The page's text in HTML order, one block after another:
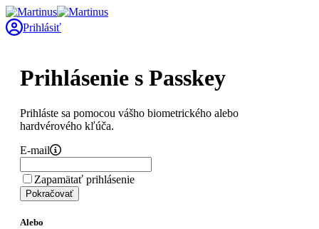
Prihlásiť
Prihlásenie s Passkey
Prihláste sa pomocou vášho biometrického alebo
hardvérového kľúča.
E-mail
Zapamätať prihlásenie
Pokračovať
Alebo